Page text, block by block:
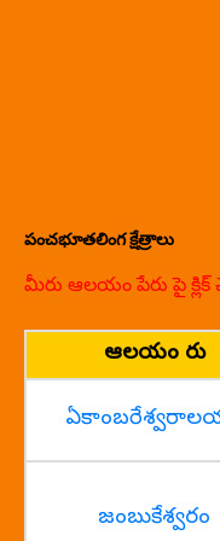
పంచభూతలింగ క్షేత్రాలు
మీరు ఆలయం పేరు పై
ఆలయం పేరు
జంబుకేశ్వరం